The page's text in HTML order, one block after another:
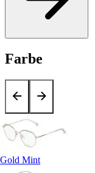
Farbe
Gold Mint